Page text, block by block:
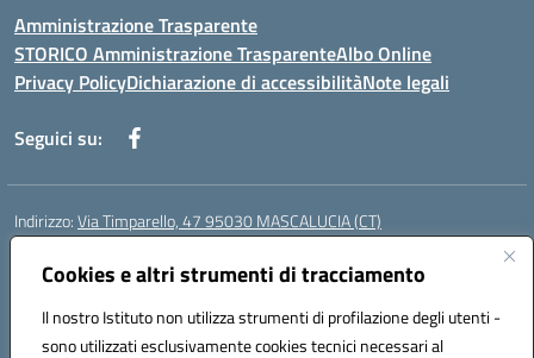
Cookies e altri strumenti di tracciamento
Il nostro Istituto non utilizza strumenti di profilazione degli utenti -
sono utilizzati esclusivamente cookies tecnici necessari al
Amministrazione Trasparente
STORICO Amministrazione TrasparenteAlbo Online
Privacy PolicyDichiarazione di accessibilitàNote legali
Seguici su:
Indirizzo:Via Timparello, 47 95030 MASCALUCIA (CT)
Centralino:
Posta elettronica certificata (PEC):ctic8bc002@pec.istruzione.it
Codice fiscale: 93238350875
Codice meccanografico:ctic8bc002